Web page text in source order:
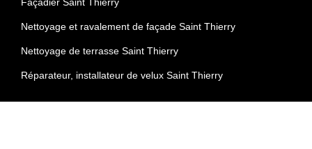
Nettoyage et ravalement de façade Saint Thierry
Nettoyage de terrasse Saint Thierry
Réparateur, installateur de velux Saint Thierry